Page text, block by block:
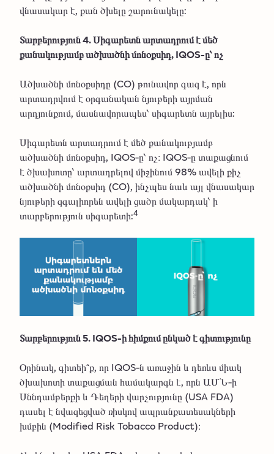
վնասակար է, քան ծխելը շարունակելը:
Տարբերություն 4. Սիգարետն արտադրում է մեծ
քանակությամբ ածխածնի մոնօքսիդ, IQOS-ը՝ ոչ
Ածխածնի մոնօքսիդը (CO) թունավոր գազ է, որն
արտադրվում է օրգանական նյութերի այրման
արդյունքում, մասնավորապես՝ սիգարետն այրելիս:
Սիգարետն արտադրում է մեծ քանակությամբ
ածխածնի մոնօքսիդ, IQOS-ը՝ ոչ։ IQOS-ը տաքացնում
է ծխախոտը՝ արտադրելով միջինում 98% ավելի քիչ
ածխածնի մոնօքսիդ (CO), ինչպես նաև այլ վնասակար
նյութերի զգալիորեն ավելի ցածր մակարդակ՝ ի
տարբերություն սիգարետի:4
Տարբերություն 5. IQOS-ի հիմքում ընկած է գիտությունը
Օրինակ, գիտեի՞ք, որ IQOS-ն առաջին և դեռևս միակ
ծխախոտի տաքացման համակարգն է, որն ԱՄՆ-ի
Սննդամթերքի և Դեղերի վարչությունը (USA FDA)
դասել է նվազեցված ռիսկով ապրանքատեսակների
խմբին (Modified Risk Tobacco Product)։